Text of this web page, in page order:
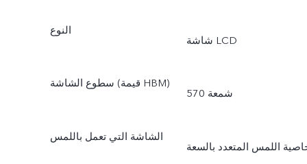
النوع
شاشة LCD
سطوع الشاشة (قيمة HBM)
570 شمعة
الشاشة التي تعمل باللمس
اللمس المتعدد بالسعة